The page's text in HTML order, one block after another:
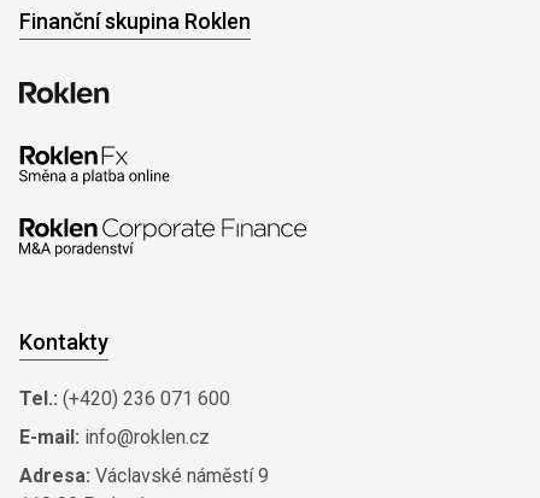
Finanční skupina Roklen
Kontakty
Tel.: (+420) 236 071 600
E-mail: info@roklen.cz
Adresa: Václavské náměstí 9